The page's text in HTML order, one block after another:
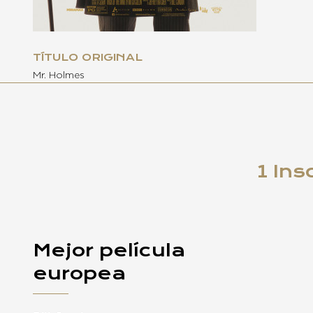
TÍTULO ORIGINAL
Mr. Holmes
1
Mejor película
europea